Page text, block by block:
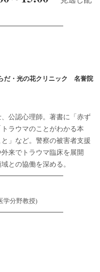
だ・光の花クリニック 名誉院
公認心理師。著書に「赤ず
トラウマのことがわかる本
」など。警察の被害者支援
来でトラウマ臨床を展開
との協働を深める。
学分野教授)